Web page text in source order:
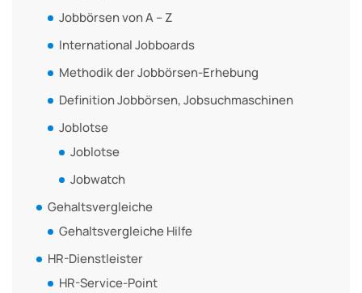
Jobbörsen von A – Z
International Jobboards
Methodik der Jobbörsen-Erhebung
Definition Jobbörsen, Jobsuchmaschinen
Joblotse
Joblotse
Jobwatch
Gehaltsvergleiche
Gehaltsvergleiche Hilfe
HR-Dienstleister
HR-Service-Point